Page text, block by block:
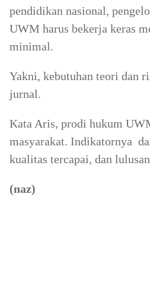
pendidikan nasional,
UWM harus bekerja keras
minimal.
Yakni, kebutuhan teori dan
jurnal.
Kata Aris, prodi hukum
masyarakat. Indikatornya
kualitas tercapai, dan
(naz)